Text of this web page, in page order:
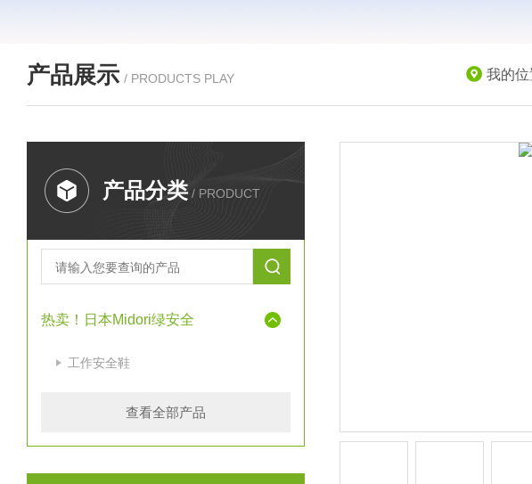
产品展示 / PRODUCTS PLAY 我的位
产品分类 / PRODUCT
热卖！日本Midori绿安全
工作安全鞋
查看全部产品